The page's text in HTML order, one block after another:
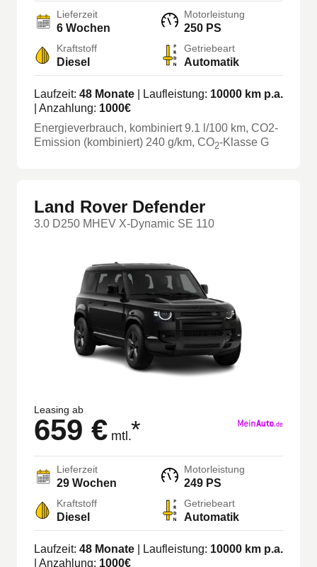
Lieferzeit
6 Wochen
Motorleistung
250 PS
Kraftstoff
Diesel
Getriebeart
Automatik
Laufzeit: 48 Monate | Laufleistung: 10000 km p.a.
| Anzahlung: 1000€
Energieverbrauch, kombiniert9.1 l/100 km, CO2-
Emission (kombiniert) 240 g/km, CO2-Klasse G
Land Rover Defender
3.0 D250 MHEV X-Dynamic SE 110
Leasing ab
659 € mtl.*
Lieferzeit
29 Wochen
Motorleistung
249 PS
Kraftstoff
Diesel
Getriebeart
Automatik
Laufzeit: 48 Monate | Laufleistung: 10000 km p.a.
| Anzahlung: 1000€